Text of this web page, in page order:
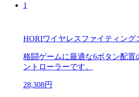
1
HORIワイヤレスファイティング
格闘ゲームに最適な6ボタン配置
ントローラーです。
28,308円